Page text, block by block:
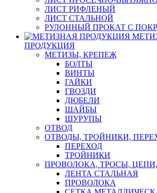
ЛИСТ РИФЛЕНЫЙ
ЛИСТ СТАЛЬНОЙ
РУЛОННЫЙ ПРОКАТ С
ПРОДУКЦИЯ
МЕТИЗЫ, КРЕПЕЖ
БОЛТЫ
ВИНТЫ
ГАЙКИ
ГВОЗДИ
ДЮБЕЛИ
ШАЙБЫ
ШУРУПЫ
ОТВОД
ОТВОДЫ, ТРОЙНИКИ,
ПЕРЕХОД
ТРОЙНИКИ
ПРОВОЛОКА, ТРОСЫ,
ЛЕНТА СТАЛЬНАЯ
ПРОВОЛОКА